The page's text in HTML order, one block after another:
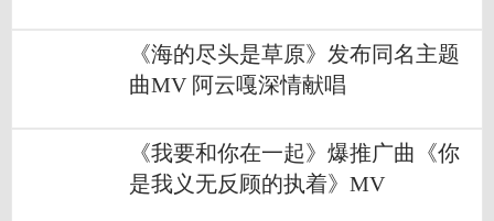
《海的尽头是草原》发布同名主题
曲MV 阿云嘎深情献唱
《我要和你在一起》爆推广曲《你
是我义无反顾的执着》MV